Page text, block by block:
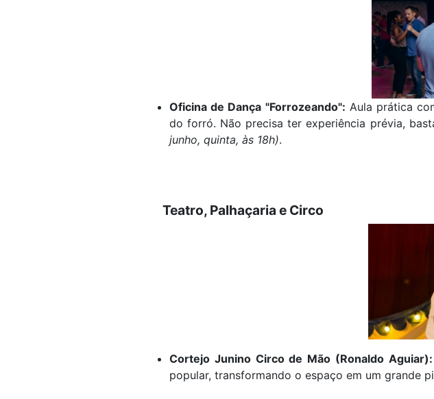
Oficina de Dança "Forrozeando": Aula prática
do forró. Não precisa ter experiência prévia,
junho, quinta, às 18h).
Teatro, Palhaçaria e Circo
Cortejo Junino Circo de Mão (Ronaldo Aguiar):
popular, transformando o espaço em um grande